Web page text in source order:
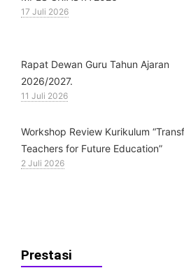
17 Juli 2026
Rapat Dewan Guru Tahun Ajaran
2026/2027.
11 Juli 2026
Workshop Review Kurikulum
Teachers for Future Education”
2 Juli 2026
Prestasi